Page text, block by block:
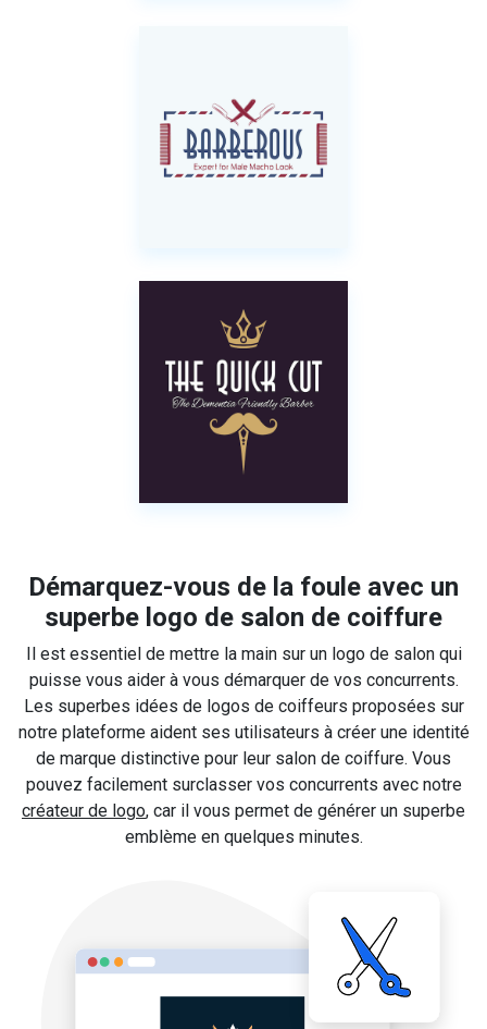
Démarquez-vous de la foule avec un
superbe logo de salon de coiffure
Il est essentiel de mettre la main sur un logo de salon qui
puisse vous aider à vous démarquer de vos concurrents.
Les superbes idées de logos de coiffeurs proposées sur
notre plateforme aident ses utilisateurs à créer une identité
de marque distinctive pour leur salon de coiffure. Vous
pouvez facilement surclasser vos concurrents avec notre
créateur de logo, car il vous permet de générer un superbe
emblème en quelques minutes.